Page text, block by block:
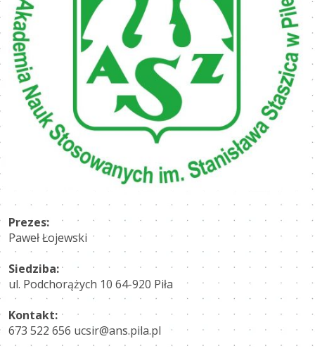
Prezes:
Paweł Łojewski
Siedziba:
ul. Podchorążych 10 64-920 Piła
Kontakt:
673 522 656 ucsir@ans.pila.pl